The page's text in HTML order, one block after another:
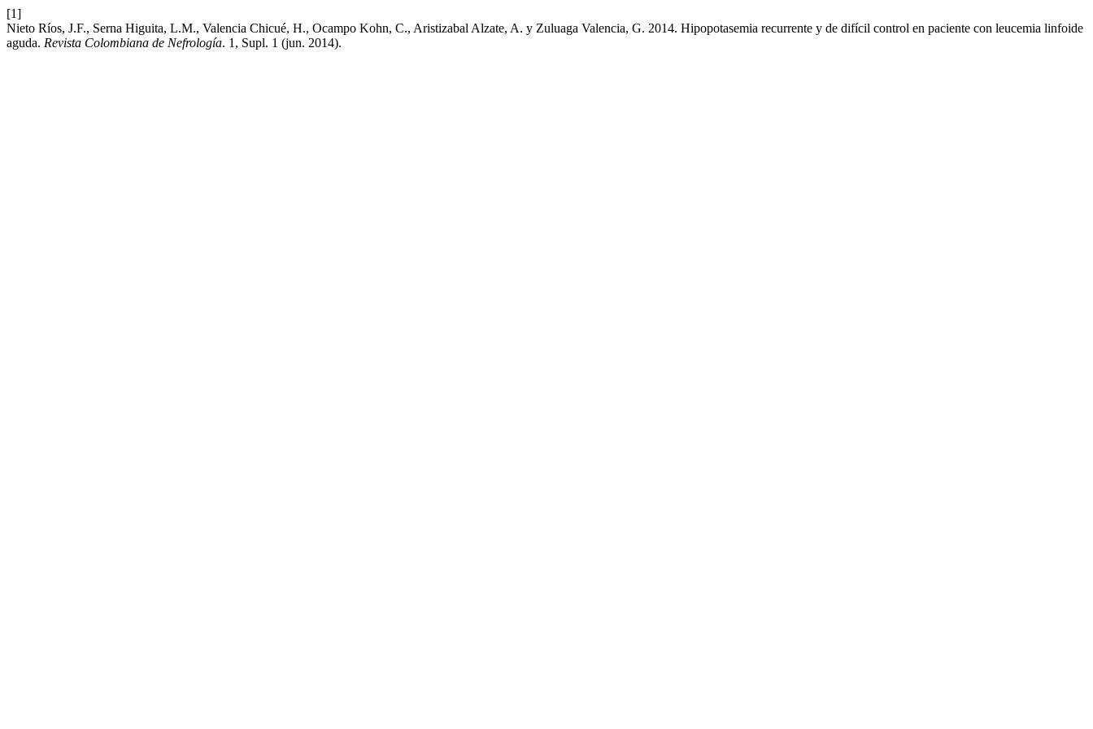
[1]
Nieto Ríos, J.F., Serna Higuita, L.M., Valencia Chicué, H., Ocampo Kohn, C., Aristizabal Alzate, A. y Zuluaga Valencia, G. 2014. Hipopotasemia recurrente y de difícil control en paciente con leucemia linfoide
aguda. Revista Colombiana de Nefrología. 1, Supl. 1 (jun. 2014).